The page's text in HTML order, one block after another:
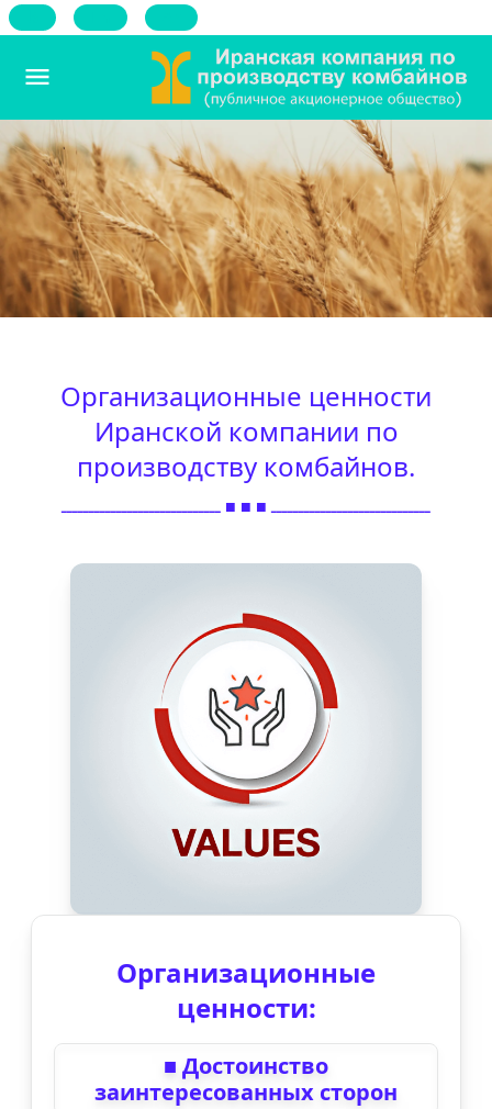
Организационные ценности
Иранской компании по
производству комбайнов.
ـــــــــــــــــــــــــــــ ■ ■ ■ ـــــــــــــــــــــــــــــ
Организационные
ценности:
■ Достоинство
заинтересованных сторон